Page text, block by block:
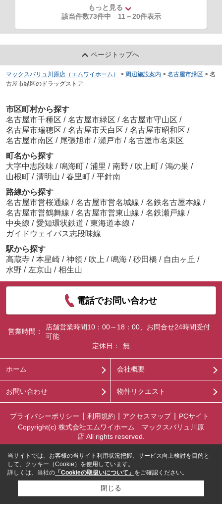
もっと見る
該当件数73件中 11 －20件表示
ページトップへ
マックスバリュ川原店（エムワイホーム） > 周辺施設案内 > 名古屋市緑区 > 名
古屋市緑区のドラッグストア
市区町村から探す
名古屋市千種区 / 名古屋市緑区 / 名古屋市守山区 /
名古屋市瑞穂区 / 名古屋市天白区 / 名古屋市昭和区 /
名古屋市南区 / 尾張旭市 / 瀬戸市 / 名古屋市名東区
町名から探す
大字中志段味 / 鳴海町 / 浦里 / 南野 / 吹上町 / 鴻の巣 /
山根町 / 清明山 / 春里町 / 平針南
路線から探す
名古屋市営桜通線 / 名古屋市営名城線 / 名鉄名古屋本線 /
名古屋市営鶴舞線 / 名古屋市営東山線 / 名鉄瀬戸線 /
中央線 / 愛知環状鉄道 / 東海道本線 /
ガイドウェイバス志段味線
駅から探す
高蔵寺 / 本星崎 / 神領 / 吹上 / 鳴海 / 砂田橋 / 自由ヶ丘 /
水野 / 左京山 / 相生山
電話でお問い合わせ
営業時間：
店舗営業時間10：00～18：00、お問合せ24時間受付
可能
定休日：
無
ホーム 会社概要
お問い合わせ 物件リクエスト
プライバシーポリシー 利用規約 アクセスマップ
PCサイト
Copyright(c) 株式会社エムワイホーム マックスバリュ川原
店 All rights reserved.
当サイトでは、お客様の当サイト利用状況把握、サービス向上検討を目的と
して、クッキー（Cookie）を使用しています。
詳しくは、当社の 「Cookieの取扱いについて」 をご確認ください。
閉じる